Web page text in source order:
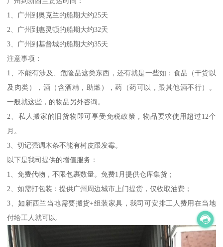
1、广州到奥克兰的船期大约25天
2、广州到惠灵顿的船期大约32天
3、广州到基督城的船期大约35天
注意事项：
1、不能有涉及、危险品这类东西，还有就是一些如：食品（干货以
及肉类），酒（含酒精，助燃），药（药可以，跟其他酒不行）。
一般就这些，的物品另外咨询。
2、私人搬家的旧货物即可享受免税政策，物品要求使用超过12个
月。
3、切记强调木条不能有树皮跟发霉。
以下是我司提供的增值服务：
1、免费代物，不限包裹数量。免费1月提供仓库集货；
2、如需打包装：提供广州周边城市上门提货，仅收取油费；
3、如新西兰当地需要搬货+组装家具，我司可安排工人费用在当地
付给工人就可以.